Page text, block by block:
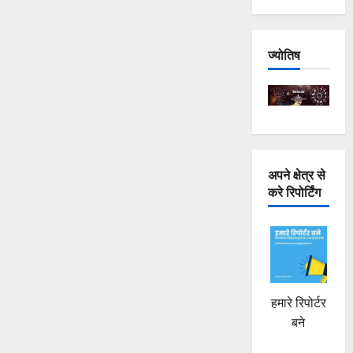
ज्योतिष
अपने क्षेत्र से
करे रिपोर्टिंग
हमारे रिपोर्टर
बने